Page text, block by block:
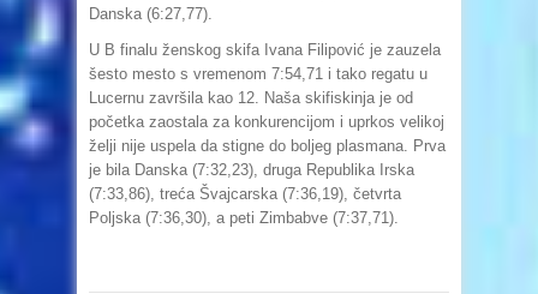
Danska (6:27,77).
U B finalu ženskog skifa Ivana Filipović je zauzela
šesto mesto s vremenom 7:54,71 i tako regatu u
Lucernu završila kao 12. Naša skifiskinja je od
početka zaostala za konkurencijom i uprkos velikoj
želji nije uspela da stigne do boljeg plasmana. Prva
je bila Danska (7:32,23), druga Republika Irska
(7:33,86), treća Švajcarska (7:36,19), četvrta
Poljska (7:36,30), a peti Zimbabve (7:37,71).